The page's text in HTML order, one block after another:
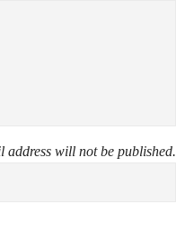
address will not be published.